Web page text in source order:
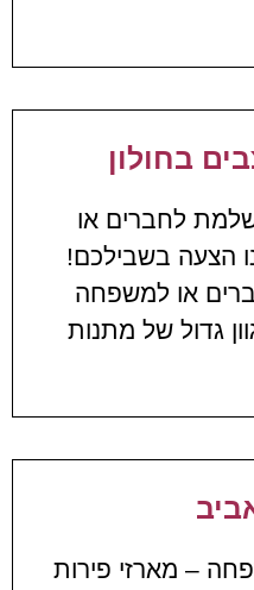
בחולון
לחברים או
הצעה בשבילכם!
או למשפחה
גדול של מתנות
– מארזי פירות